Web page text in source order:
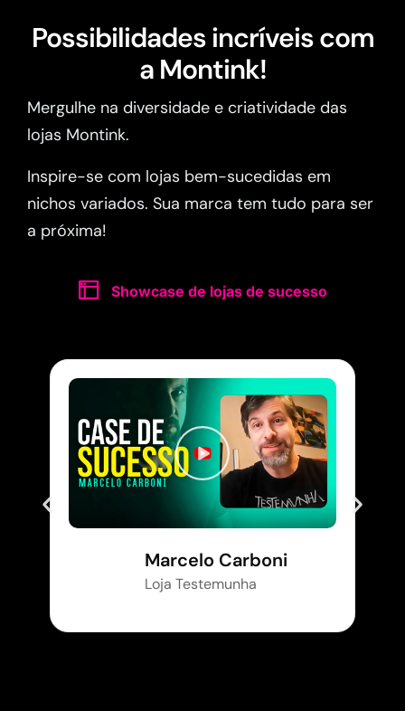
Possibilidades incríveis com
a Montink!
Mergulhe na diversidade e criatividade das
lojas Montink.
Inspire-se com lojas bem-sucedidas em
nichos variados. Sua marca tem tudo para ser
a próxima!
Showcase de lojas de sucesso
Marcelo Carboni
Loja Testemunha